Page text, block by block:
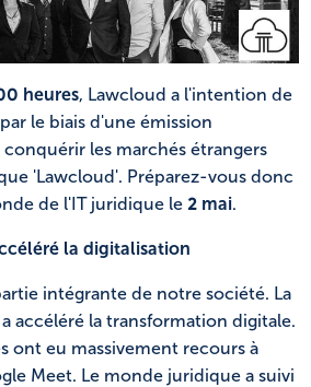
NL FR
heures, Lawcloud a l'intention de
le biais d'une émission
les marchés étrangers
'Lawcloud'. Préparez-vous donc
de l'IT juridique le 2 mai.
la digitalisation
intégrante de notre société. La
accéléré la transformation digitale.
ont eu massivement recours à
Meet. Le monde juridique a suivi